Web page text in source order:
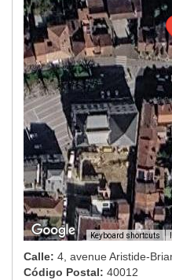
Keyboard shortcuts
Calle: 4, avenue Aristide-
Código Postal: 40012